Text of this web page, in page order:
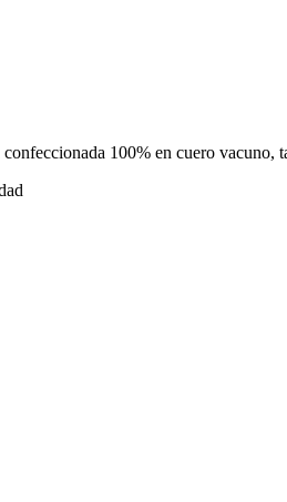
confeccionada 100% en cuero